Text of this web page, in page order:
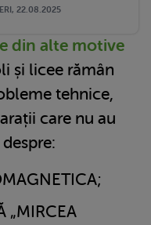
22.08.2025
din alte motive
și licee rămân
tehnice,
care nu au
„MIRCEA